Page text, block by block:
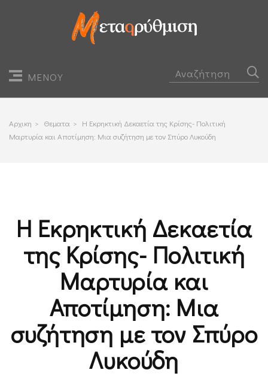
ΜΕΝΟΥ
Αρχικη > Θεματα > Η Εκρηκτική Δεκαετία της Κρίσης- Πολιτική
Μαρτυρία και Αποτίμηση: Μια συζήτηση με τον Σπύρο Λυκούδη
Η Εκρηκτική Δεκαετία
της Κρίσης- Πολιτική
Μαρτυρία και
Αποτίμηση: Μια
συζήτηση με τον Σπύρο
Λυκούδη